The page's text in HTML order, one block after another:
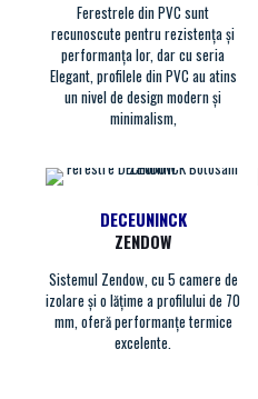
Ferestrele din PVC sunt
recunoscute pentru rezistența și
performanța lor, dar cu seria
Elegant, profilele din PVC au atins
un nivel de design modern și
minimalism,
DECEUNINCK
ZENDOW
Sistemul Zendow, cu 5 camere de
izolare și o lățime a profilului de 70
mm, oferă performanțe termice
excelente.